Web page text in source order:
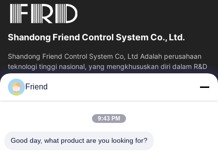
Shandong Friend Control System Co., Ltd.
Shandong Friend Control System Co, Ltd Adalah perusahaan
teknologi tinggi nasional, yang mengkhususkan diri dalam R&D
instrumentasi, manufaktur...
Tautan Cepat
Tentang Kita
Wisata Pabrik
Kontrol Kualitas
Friend
9:43 PM
Good day, what product are you looking for?